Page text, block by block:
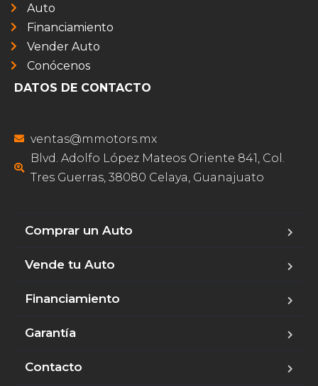
Auto
Financiamiento
Vender Auto
Conócenos
DATOS DE CONTACTO
ventas@mmotors.mx
Blvd. Adolfo López Mateos Oriente 841, Col.
Tres Guerras, 38080 Celaya, Guanajuato
Comprar un Auto
Vende tu Auto
Financiamiento
Garantía
Contacto